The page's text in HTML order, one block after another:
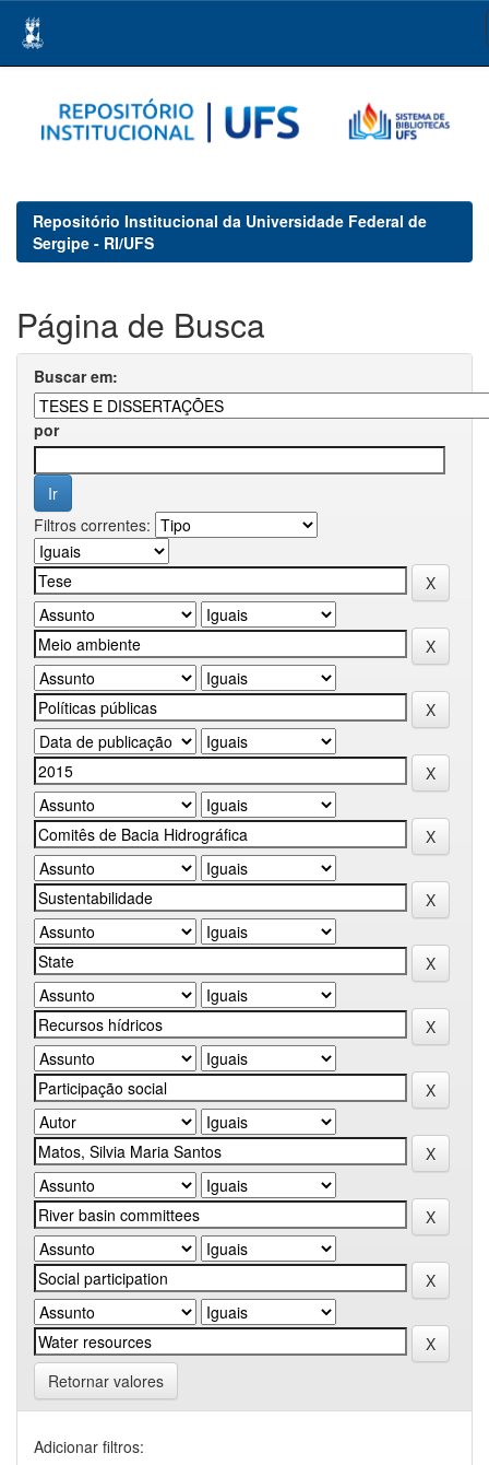
navigation
Repositório Institucional da Universidade Federal de
Sergipe - RI/UFS
Página de Busca
Buscar em:
por
Filtros correntes:
Retornar valores
Adicionar filtros: